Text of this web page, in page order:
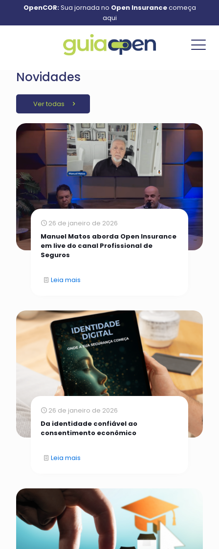
OpenCOR:Sua jornada no Open Insurancecomeça
aqui
Novidades
Ver todas
26 de janeiro de 2026
Manuel Matos aborda Open Insurance
em live do canal Profissional de
Seguros
Leia mais
26 de janeiro de 2026
Da identidade confiável ao
consentimento econômico
Leia mais